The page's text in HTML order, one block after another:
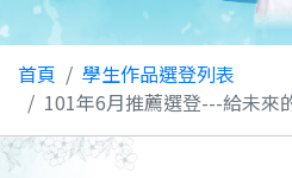
首頁
學生作品選登列表
101年6月推薦選登---給未